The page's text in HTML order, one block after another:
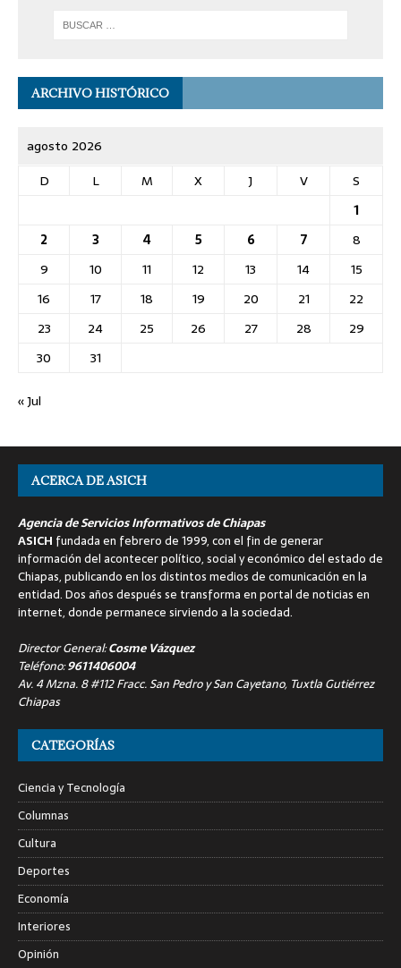
ARCHIVO HISTÓRICO
agosto 2026
D
L M X J V
S
1
2
3 4 5 6 7
8
9
10 11 12 13 14
15
16
17 18 19 20 21
22
23
24 25 26 27 28
29
30
31
« Jul
ACERCA DE ASICH
Agencia de Servicios Informativos de Chiapas
ASICH fundada en febrero de 1999, con el fin de generar
información del acontecer político, social y económico del estado de
Chiapas, publicando en los distintos medios de comunicación en la
entidad. Dos años después se transforma en portal de noticias en
internet, donde permanece sirviendo a la sociedad.
Director General:Cosme Vázquez
Teléfono:9611406004
Av. 4 Mzna. 8 #112 Fracc. San Pedro y San Cayetano, Tuxtla Gutiérrez
Chiapas
CATEGORÍAS
Ciencia y Tecnología
Columnas
Cultura
Deportes
Economía
Interiores
Opinión